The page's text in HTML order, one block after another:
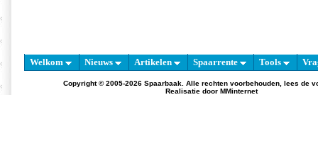
Welkom Nieuws Artikelen Spaarrente Tools
Copyright © 2005-2026 Spaarbaak. Alle rechten voorbehouden, lees de
Realisatie door MMinternet